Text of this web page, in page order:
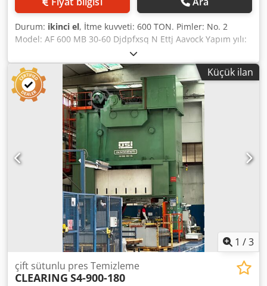
Durum: ikinci el, İtme kuvveti: 600 TON. Pimler: No. 2
Model: AF 600 MB 30-60 Djdpfxsq N Ettj Aavock Yapım yılı:
1994 Masa boyutu: 3.000 X 1.600 mm. Slayt boyutu: 3.000 X
1.600 mm. Önden geçiş: 3.000 mm. Yan geçiş: 1.200 mm.
Slayt kaydı: 150 mm. Dakikada vuruş sayısı: 20 c/dak. Strok:
500 mm. PMI'da kalıp boşluğu: 1.118 mm. Ana motor gücü:
30 kw Hidrolik güvenlik: mevcut Ağırlık: 110 ton.
Küçük ilan
1 /3
çift sütunlu pres Temizleme
CLEARING S4-900-180